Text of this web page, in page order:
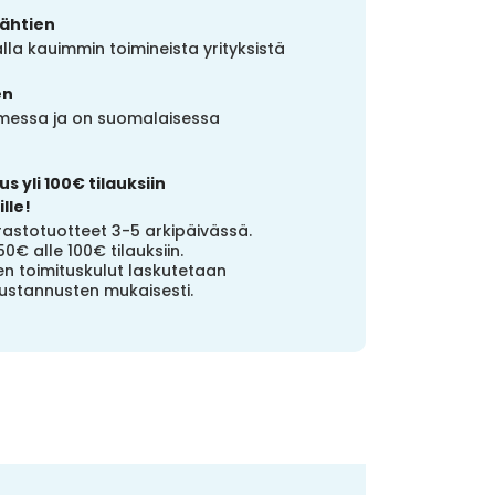
kauimmin toimineista yrityksistä
ja on suomalaisessa
yli 100€ tilauksiin
3-5 arkipäivässä.
alle 100€ tilauksiin.
toimituskulut laskutetaan
mukaisesti.